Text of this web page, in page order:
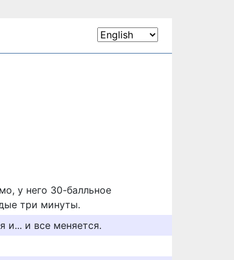
у него 30-балльное
три минуты.
и... и все меняется.